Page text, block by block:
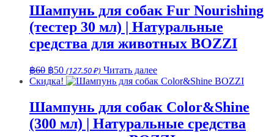
฿390.
Шампунь для собак Fur Nourishing
(тестер 30 мл) | Натуральные
средства для животных BOZZI
฿60 Первоначальная
цена
฿50Текущая
цена:
(127.50 ₽) Читать далее
Скидка!
Шампунь для собак Color&Shine
(300 мл) | Натуральные средства